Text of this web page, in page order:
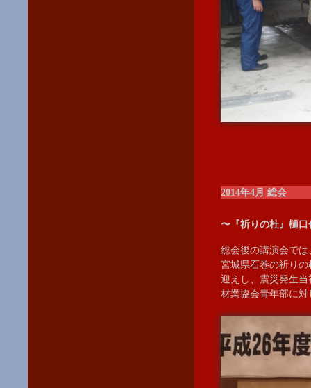
2014年4月 総会
〜『祈りの杜』樋口
総会後の講演会で
宮城県石巻の祈り
迎えし、震災発生
材業協会青年部に